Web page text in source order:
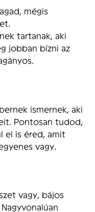
mégis
tartanak, aki
jobban bízni az
ismernek, aki
Pontosan tudod,
el is éred, amit
vagy.
vagy, bájos